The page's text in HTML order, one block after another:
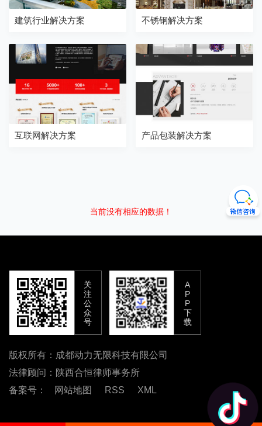
建筑行业解决方案 不锈钢解决方案
互联网解决方案 产品包装解决方案
当前没有相应的数据！
关
注
公
众
号
A
P
P
下
载
版权所有：成都动力无限科技有限公司
法律顾问：陕西合恒律师事务所
备案号：
网站地图 RSS XML